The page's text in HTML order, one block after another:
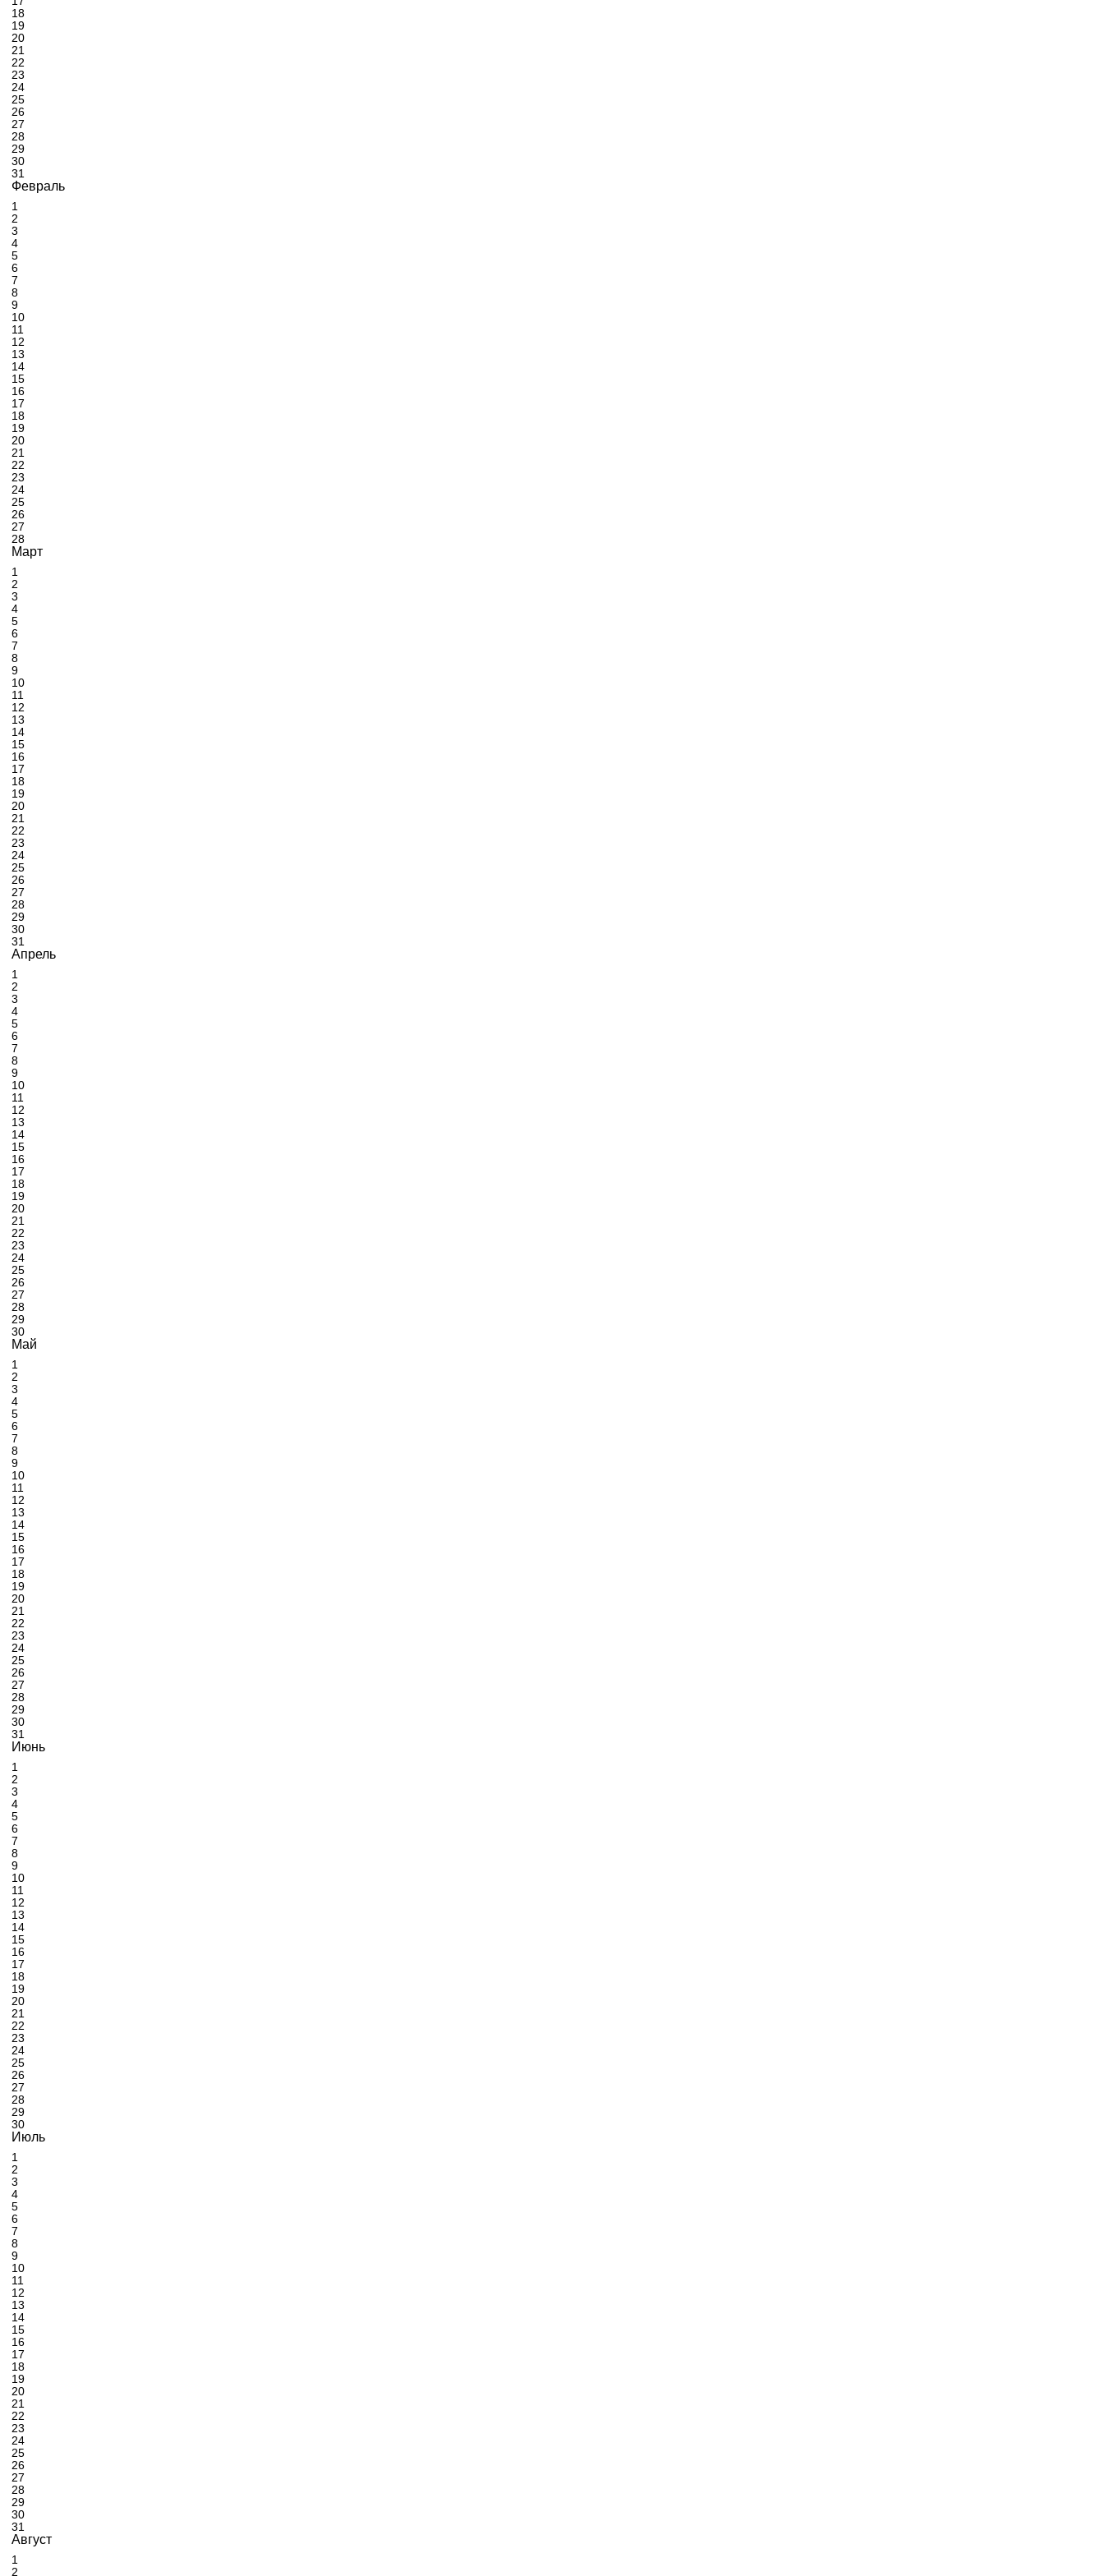
18
19
20
21
22
23
24
25
26
27
28
29
30
31
Февраль
1
2
3
4
5
6
7
8
9
10
11
12
13
14
15
16
17
18
19
20
21
22
23
24
25
26
27
28
Март
1
2
3
4
5
6
7
8
9
10
11
12
13
14
15
16
17
18
19
20
21
22
23
24
25
26
27
28
29
30
31
Апрель
1
2
3
4
5
6
7
8
9
10
11
12
13
14
15
16
17
18
19
20
21
22
23
24
25
26
27
28
29
30
Май
1
2
3
4
5
6
7
8
9
10
11
12
13
14
15
16
17
18
19
20
21
22
23
24
25
26
27
28
29
30
31
Июнь
1
2
3
4
5
6
7
8
9
10
11
12
13
14
15
16
17
18
19
20
21
22
23
24
25
26
27
28
29
30
Июль
1
2
3
4
5
6
7
8
9
10
11
12
13
14
15
16
17
18
19
20
21
22
23
24
25
26
27
28
29
30
31
Август
1
2